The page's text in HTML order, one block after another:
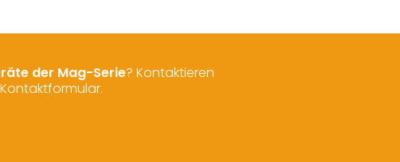
der Mag-Serie? Kontaktieren